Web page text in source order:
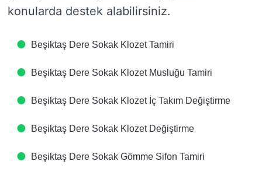
konularda destek alabilirsiniz.
Beşiktaş Dere Sokak Klozet Tamiri
Beşiktaş Dere Sokak Klozet Musluğu Tamiri
Beşiktaş Dere Sokak Klozet İç Takım Değiştirme
Beşiktaş Dere Sokak Klozet Değiştirme
Beşiktaş Dere Sokak Gömme Sifon Tamiri